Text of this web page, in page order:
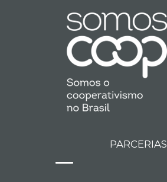
PARCERIAS